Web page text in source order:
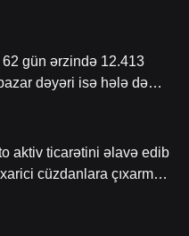
gün ərzində 12.413
dəyəri isə hələ də
aktiv ticarətini əlavə edib
cüzdanlara çıxarmağı